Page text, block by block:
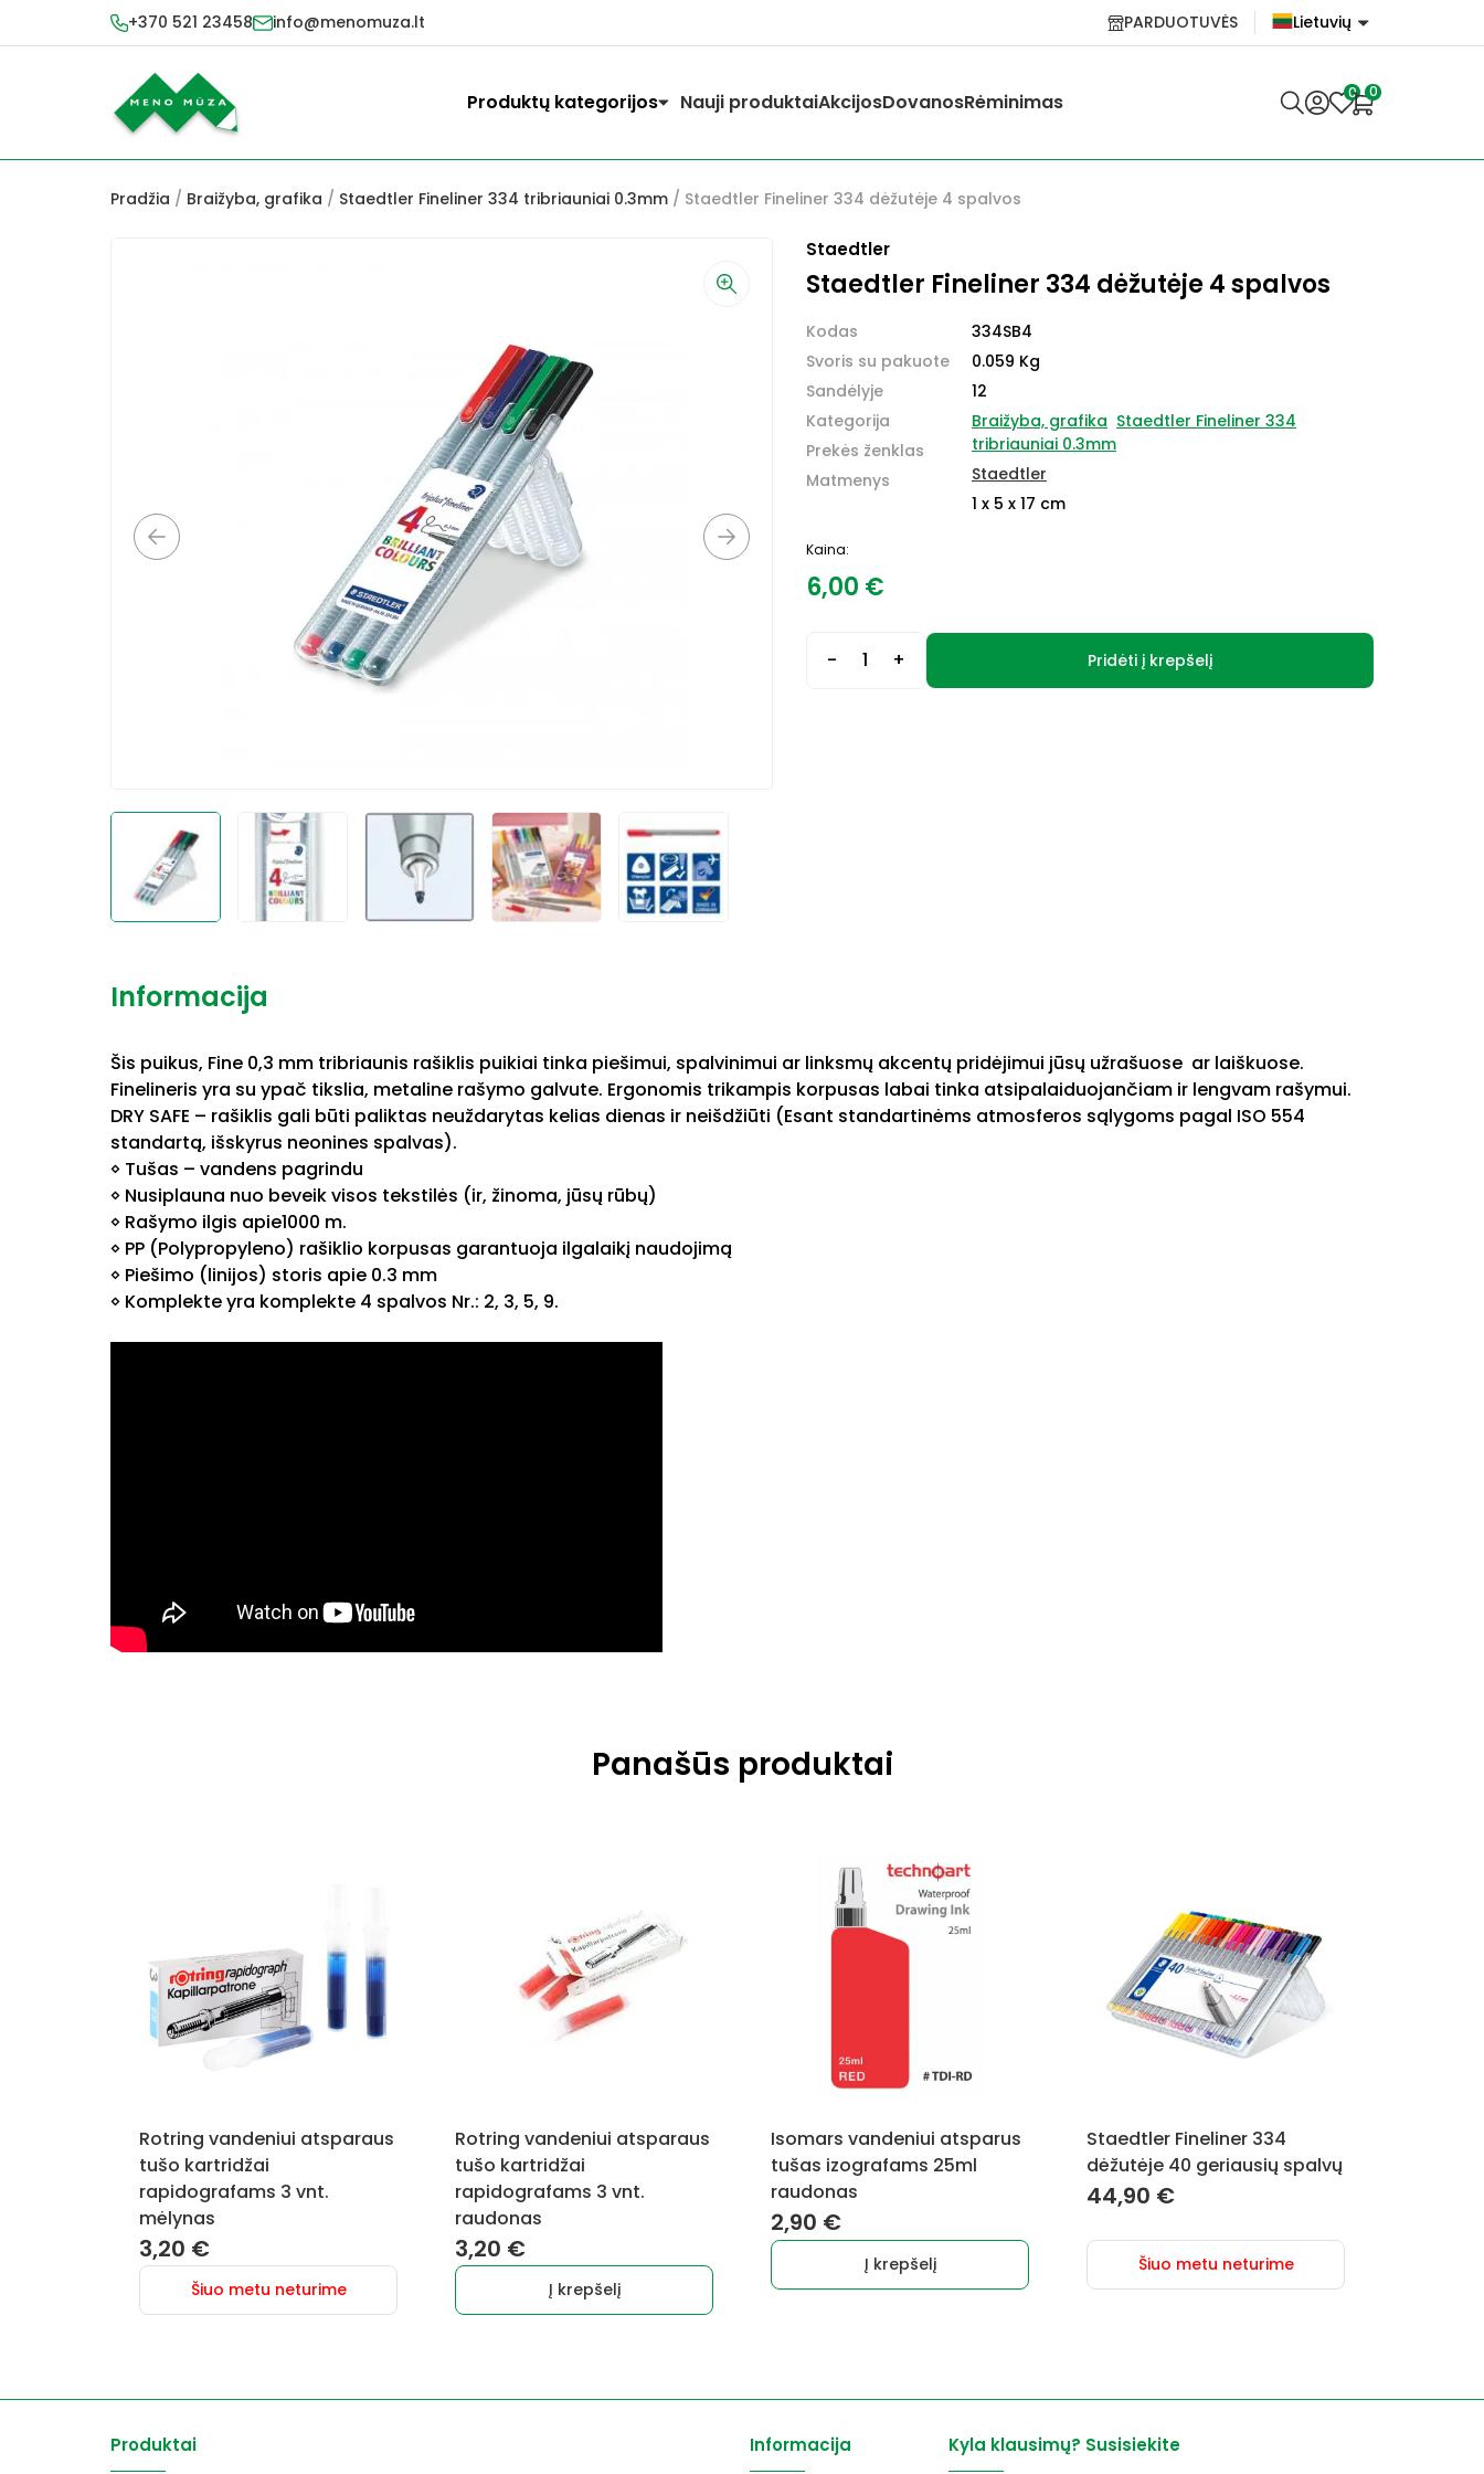
+370 521 23458 info@menomuza.lt PARDUOTUVĖS
Lietuvių
Lietuvių
Produktų kategorijos Nauji produktaiAkcijosDovanosRėminimas 0 0
Pradžia / Braižyba, grafika / Staedtler Fineliner 334 tribriauniai 0.3mm / Staedtler Fineliner 334 dėžutėje 4 spalvos
Staedtler
Staedtler Fineliner 334 dėžutėje 4 spalvos
Kodas
Svoris su pakuote
Sandėlyje
Kategorija
Prekės ženklas
Matmenys
334SB4
0.059 Kg
12
Braižyba, grafika Staedtler Fineliner 334
tribriauniai 0.3mm
Staedtler
1 x 5 x 17 cm
Kaina:
6,00 €
- + Pridėti į krepšelį
Informacija
Šis puikus, Fine 0,3 mm tribriaunis rašiklis puikiai tinka piešimui, spalvinimui ar linksmų akcentų pridėjimui jūsų užrašuose ar laiškuose.
Finelineris yra su ypač tikslia, metaline rašymo galvute. Ergonomis trikampis korpusas labai tinka atsipalaiduojančiam ir lengvam rašymui.
DRY SAFE – rašiklis gali būti paliktas neuždarytas kelias dienas ir neišdžiūti (Esant standartinėms atmosferos sąlygoms pagal ISO 554
standartą, išskyrus neonines spalvas).
◊ Tušas – vandens pagrindu
◊ Nusiplauna nuo beveik visos tekstilės (ir, žinoma, jūsų rūbų)
◊ Rašymo ilgis apie1000 m.
◊ PP (Polypropyleno) rašiklio korpusas garantuoja ilgalaikį naudojimą
◊ Piešimo (linijos) storis apie 0.3 mm
◊ Komplekte yra komplekte 4 spalvos Nr.: 2, 3, 5, 9.
Panašūs produktai
Rotring vandeniui atsparaus
tušo kartridžai
rapidografams 3 vnt.
mėlynas
3,20 €
Šiuo metu neturime
Rotring vandeniui atsparaus
tušo kartridžai
rapidografams 3 vnt.
raudonas
3,20 €
Į krepšelį
Isomars vandeniui atsparus
tušas izografams 25ml
raudonas
2,90 €
Į krepšelį
Staedtler Fineliner 334
dėžutėje 40 geriausių spalvų
44,90 €
Šiuo metu neturime
Produktai Informacija Kyla klausimų? Susisiekite